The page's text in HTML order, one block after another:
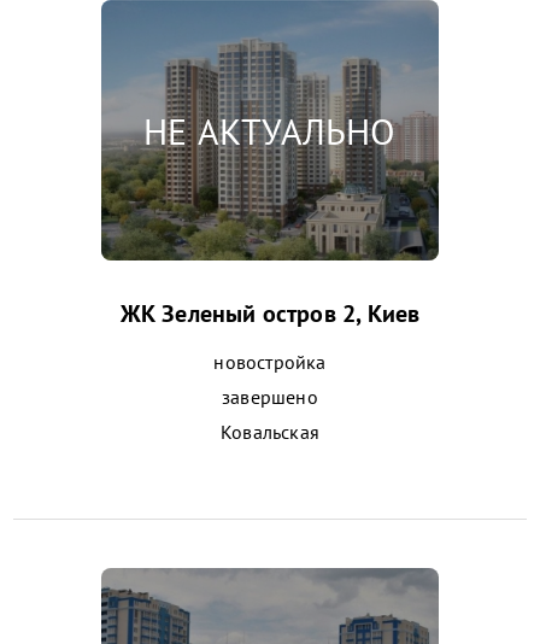
ЖК Зеленый остров 2, Киев
новостройка
завершено
Ковальская